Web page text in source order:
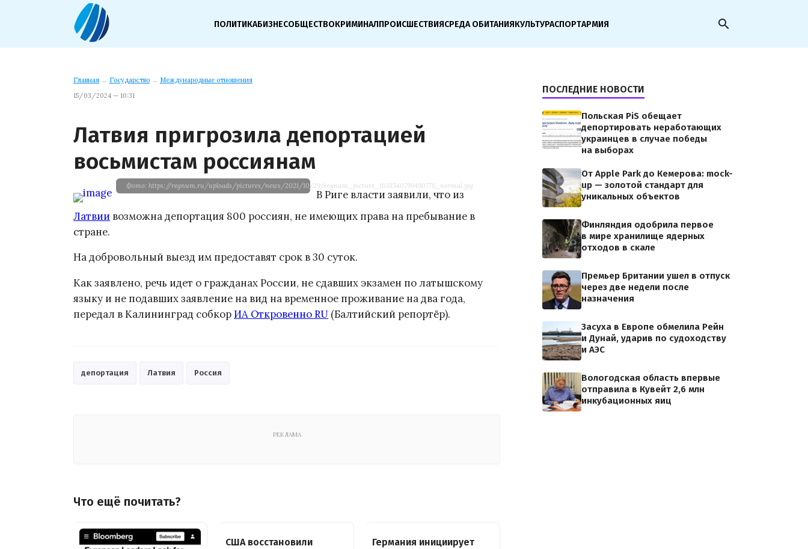
ПОЛИТИКАБИЗНЕСОБЩЕСТВОКРИМИНАЛПРОИСШЕСТВИЯСРЕДА ОБИТАНИЯКУЛЬТУРАСПОРТАРМИЯ search
Главная → Государство → Международные отношения
15/03/2024 — 10:31
Латвия пригрозила депортацией
восьмистам россиянам
Фото: https://regnum.ru/uploads/pictures/news/2021/10/29/regnum_picture_1635540799490778_normal.jpg
В Риге власти заявили, что из
Латвии возможна депортация 800 россиян, не имеющих права на пребывание в
стране.
На добровольный выезд им предоставят срок в 30 суток.
Как заявлено, речь идет о гражданах России, не сдавших экзамен по латышскому
языку и не подавших заявление на вид на временное проживание на два года,
передал в Калининград собкорИА Откровенно RU (Балтийский репортёр).
депортация Латвия Россия
РЕКЛАМА
Что ещё почитать?
США восстановили
Германия инициирует
ПОСЛЕДНИЕ НОВОСТИ
Польская PiS обещает
депортировать неработающих
украинцев в случае победы
на выборах
От Apple Park до Кемерова: mock-
up — золотой стандарт для
уникальных объектов
Финляндия одобрила первое
в мире хранилище ядерных
отходов в скале
Премьер Британии ушел в отпуск
через две недели после
назначения
Засуха в Европе обмелила Рейн
и Дунай, ударив по судоходству
и АЭС
Вологодская область впервые
отправила в Кувейт 2,6 млн
инкубационных яиц